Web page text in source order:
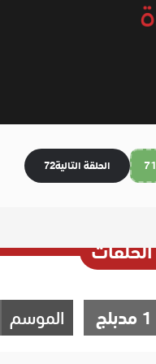
الحلقة التالية72
1 مدبلج الموسم